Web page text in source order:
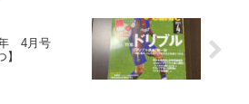
年 4月号